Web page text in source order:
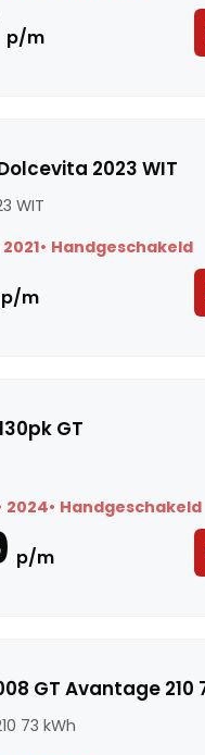
p/m
2023 WIT
WIT
2021 Handgeschakeld
p/m
GT
2024 Handgeschakeld
p/m
GT Avantage 210
73 kWh